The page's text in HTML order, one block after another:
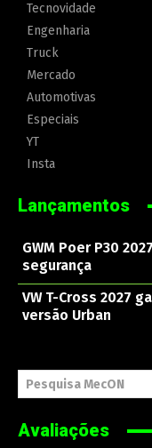
Tecnovidade
Engenharia
Truck
Mercado
Automotivas
Especiais
YT
Insta
Lançamentos
GWM Poer P30
segurança
VW T-Cross 2027
versão Urban
Pesquisa MecON
Avaliações